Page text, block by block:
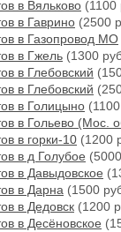
в Вяльково (1100
в Гаврино (2500
в Газопровод МО
в Гжель (1300
в Глебовский
в Глебовский
в Голицыно
в Гольево (Мос.
в горки-10 (1200
в д Голубое
в Давыдовское
в Дарна (1500
в Дедовск (1200
в Десёновское